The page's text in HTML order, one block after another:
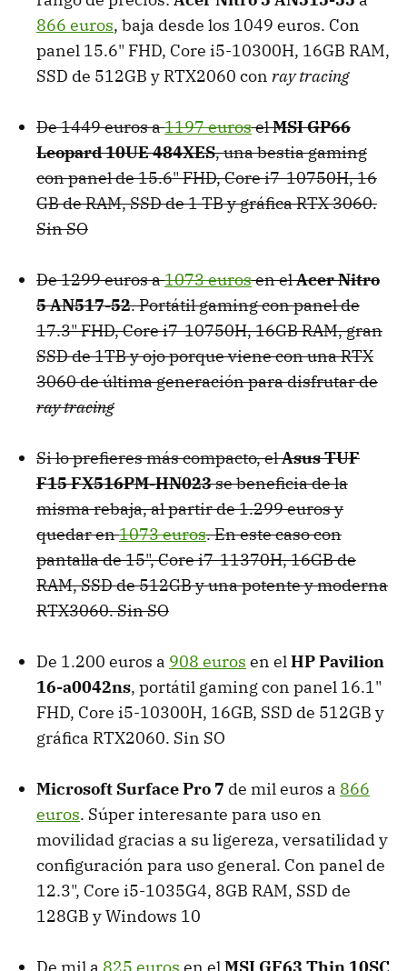
866 euros, baja desde los 1049 euros. Con
panel 15.6" FHD, Core i5-10300H, 16GB RAM,
SSD de 512GB y RTX2060 con ray tracing
De 1449 euros a1197 euroselMSI GP66
Leopard 10UE 484XES, una bestia gaming
con panel de 15.6" FHD, Core i7-10750H, 16
GB de RAM, SSD de 1 TB y gráfica RTX 3060.
Sin SO
De 1299 euros a1073 eurosen elAcer Nitro
5 AN517-52. Portátil gaming con panel de
17.3" FHD, Core i7-10750H, 16GB RAM, gran
SSD de 1TB y ojo porque viene con una RTX
3060 de última generación para disfrutar de
ray tracing
Si lo prefieres más compacto, elAsus TUF
F15 FX516PM-HN023se beneficia de la
misma rebaja, al partir de 1.299 euros y
quedar en1073 euros. En este caso con
pantalla de 15", Core i7-11370H, 16GB de
RAM, SSD de 512GB y una potente y moderna
RTX3060. Sin SO
De 1.200 euros a 908 euros en elHP Pavilion
16-a0042ns, portátil gaming con panel 16.1"
FHD, Core i5-10300H, 16GB, SSD de 512GB y
gráfica RTX2060. Sin SO
Microsoft Surface Pro 7 de mil euros a 866
euros. Súper interesante para uso en
movilidad gracias a su ligereza, versatilidad y
configuración para uso general. Con panel de
12.3", Core i5-1035G4, 8GB RAM, SSD de
128GB y Windows 10